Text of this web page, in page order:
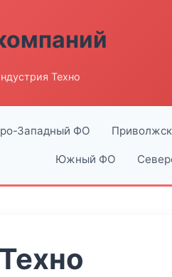
Техно
Западный ФО
Южный ФО